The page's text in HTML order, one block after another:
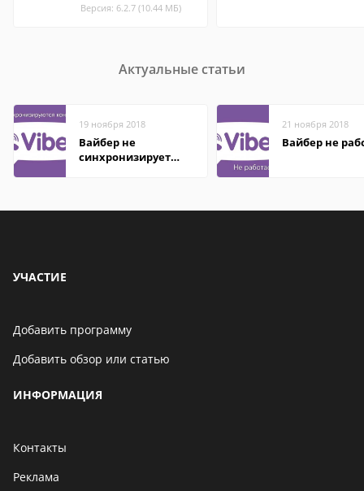
Версия: 6.2.7 (10.44 МБ)
Актуальные статьи
19 ноября 2018
Вайбер не
синхронизирует
21 ноября 2018
Вайбер не
УЧАСТИЕ
Добавить программу
Добавить обзор или статью
ИНФОРМАЦИЯ
Контакты
Реклама